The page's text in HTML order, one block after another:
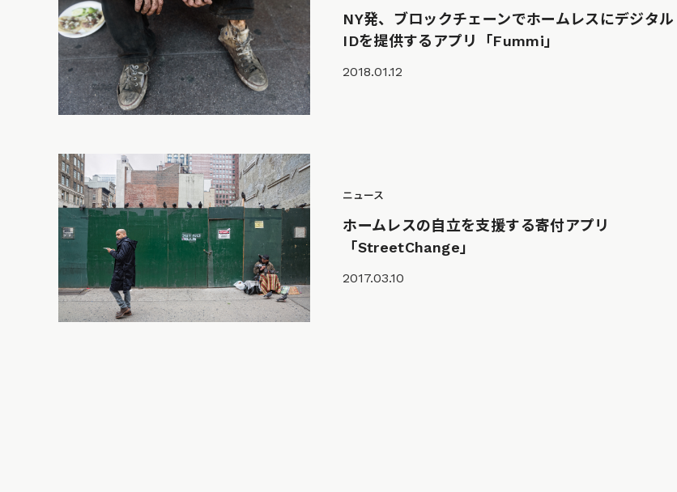
NY発、ブロックチェーンでホームレスにデジタル
IDを提供するアプリ「Fummi」
2018.01.12
ニュース
ホームレスの自立を支援する寄付アプリ
「StreetChange」
2017.03.10